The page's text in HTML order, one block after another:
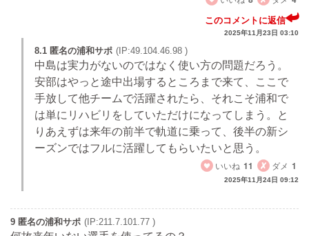
このコメントに返信
2025年11月23日 03:10
8.1 匿名の浦和サポ (IP:49.104.46.98 )
中島は実力がないのではなく使い方の問題だろう。
安部はやっと途中出場するところまで来て、ここで
手放して他チームで活躍されたら、それこそ浦和で
は単にリハビリをしていただけになってしまう。と
りあえずは来年の前半で軌道に乗って、後半の新シ
ーズンではフルに活躍してもらいたいと思う。
いいね 11 ダメ 1
2025年11月24日 09:12
9 匿名の浦和サポ (IP:211.7.101.77 )